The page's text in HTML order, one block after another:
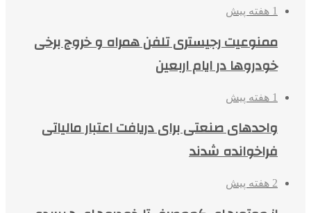
1 هفته پیش
ممنوعیت رجیستری تلفن همراه و خروج برخی
خودروها در ایام اربعین
1 هفته پیش
واحدهای صنعتی برای دریافت اعتبار مالیاتی
فراخوانده شدند
2 هفته پیش